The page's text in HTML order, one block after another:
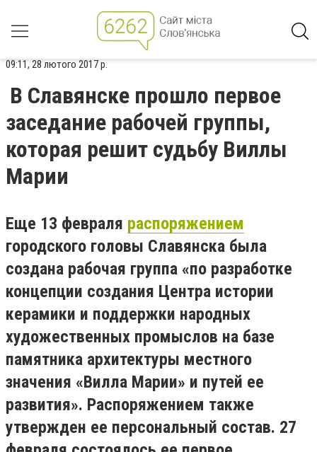
09:11, 28 лютого 2017 р.
В Славянске прошло первое
заседание рабочей группы,
которая решит судьбу Виллы
Марии
Еще 13 февраля распоряжением
городского головы Славянска была
создана рабочая группа «по разработке
концепции создания Центра истории
керамики и поддержки народных
художественных промыслов на базе
памятника архитектуры местного
значения «Вилла Марии» и путей ее
развития». Распоряжением также
утвержден ее персональный состав. 27